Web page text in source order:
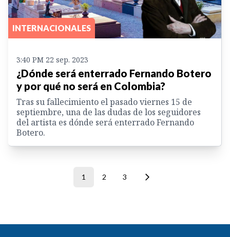
INTERNACIONALES
3:40 PM 22 sep. 2023
¿Dónde será enterrado Fernando Botero
y por qué no será en Colombia?
Tras su fallecimiento el pasado viernes 15 de
septiembre, una de las dudas de los seguidores
del artista es dónde será enterrado Fernando
Botero.
1 2 3